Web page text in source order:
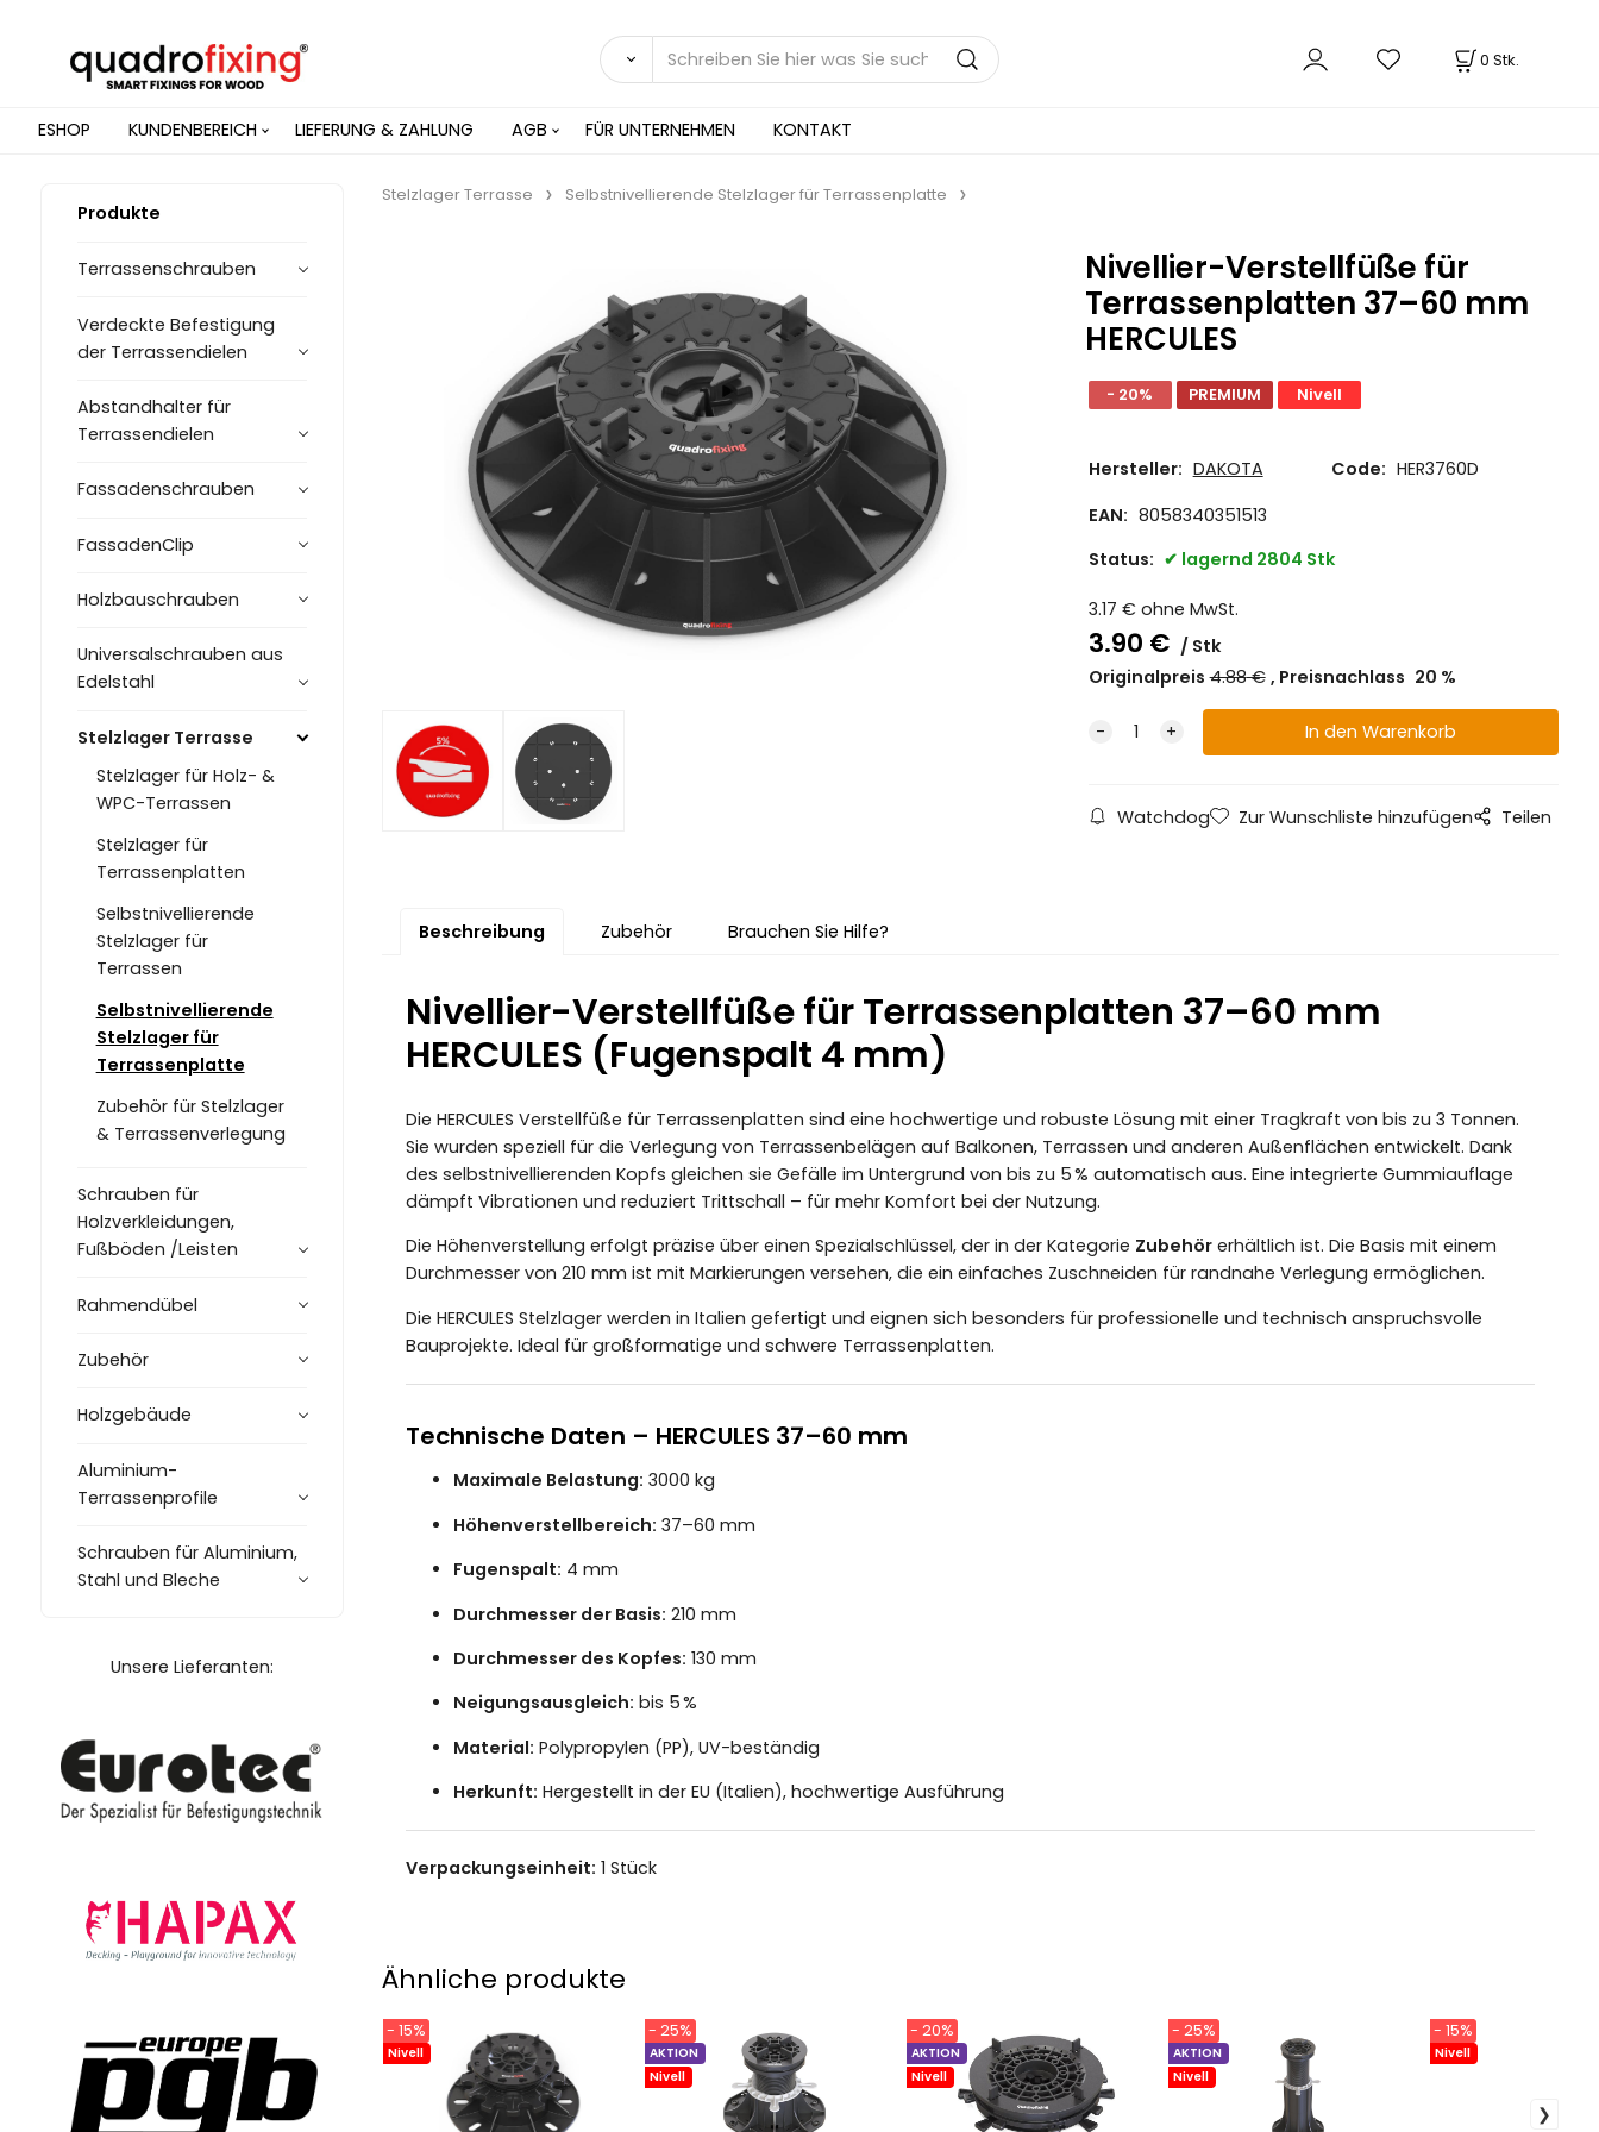
0 Stk.
ESHOP KUNDENBEREICH LIEFERUNG & ZAHLUNG AGB FÜR UNTERNEHMEN KONTAKT
Produkte
Terrassenschrauben
Verdeckte Befestigung
der Terrassendielen
Abstandhalter für
Terrassendielen
Fassadenschrauben
FassadenClip
Holzbauschrauben
Universalschrauben aus
Edelstahl
Stelzlager Terrasse
Stelzlager für Holz- &
WPC-Terrassen
Stelzlager für
Terrassenplatten
Selbstnivellierende
Stelzlager für
Terrassen
Selbstnivellierende
Stelzlager für
Terrassenplatte
Zubehör für Stelzlager
& Terrassenverlegung
Schrauben für
Holzverkleidungen,
Fußböden /Leisten
Rahmendübel
Zubehör
Holzgebäude
Aluminium-
Terrassenprofile
Schrauben für Aluminium,
Stahl und Bleche
Unsere Lieferanten:
Stelzlager Terrasse Selbstnivellierende Stelzlager für Terrassenplatte
Nivellier-Verstellfüße für
Terrassenplatten 37–60 mm
HERCULES
- 20% PREMIUM Nivell
Hersteller: DAKOTA Code: HER3760D
EAN: 8058340351513
Status:
lagernd 2804 Stk
3.17 € ohne MwSt.
3.90 €
Stk
Originalpreis 4.88€ Preisnachlass 20 %
Watchdog Zur Wunschliste hinzufügen Teilen
Beschreibung Zubehör Brauchen Sie Hilfe?
Nivellier-Verstellfüße für Terrassenplatten 37–60 mm
HERCULES (Fugenspalt 4 mm)
Die HERCULES Verstellfüße für Terrassenplatten sind eine hochwertige und robuste Lösung mit einer Tragkraft von bis zu 3 Tonnen.
Sie wurden speziell für die Verlegung von Terrassenbelägen auf Balkonen, Terrassen und anderen Außenflächen entwickelt. Dank
des selbstnivellierenden Kopfs gleichen sie Gefälle im Untergrund von bis zu 5 % automatisch aus. Eine integrierte Gummiauflage
dämpft Vibrationen und reduziert Trittschall – für mehr Komfort bei der Nutzung.
Die Höhenverstellung erfolgt präzise über einen Spezialschlüssel, der in der Kategorie Zubehörerhältlich ist. Die Basis mit einem
Durchmesser von 210 mm ist mit Markierungen versehen, die ein einfaches Zuschneiden für randnahe Verlegung ermöglichen.
Die HERCULES Stelzlager werden in Italien gefertigt und eignen sich besonders für professionelle und technisch anspruchsvolle
Bauprojekte. Ideal für großformatige und schwere Terrassenplatten.
Technische Daten – HERCULES 37–60 mm
Maximale Belastung: 3000 kg
Höhenverstellbereich: 37–60 mm
Fugenspalt: 4 mm
Durchmesser der Basis: 210 mm
Durchmesser des Kopfes: 130 mm
Neigungsausgleich: bis 5 %
Material: Polypropylen (PP), UV-beständig
Herkunft: Hergestellt in der EU (Italien), hochwertige Ausführung
Verpackungseinheit: 1 Stück
Ähnliche produkte
Nivell
- 15%
AKTION
Nivell
- 25%
AKTION
Nivell
- 20%
AKTION
Nivell
- 25%
Nivell
- 15%